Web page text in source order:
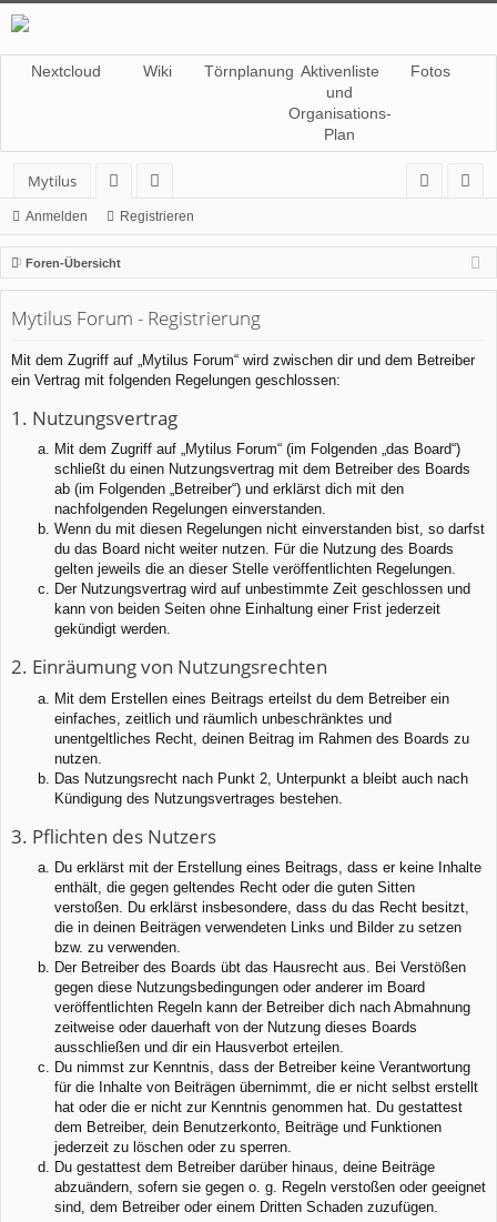
Nextcloud Wiki Törnplanung Aktivenliste
und
Organisations-
Plan
Fotos
Mytilus
or
en
itg
lie
de
r
m
el
n
ist
rie
n
Anmelden Registrieren
Foren-Übersicht
Mytilus Forum - Registrierung
Mit dem Zugriff auf „Mytilus Forum“ wird zwischen dir und dem Betreiber
ein Vertrag mit folgenden Regelungen geschlossen:
1. Nutzungsvertrag
Mit dem Zugriff auf „Mytilus Forum“ (im Folgenden „das Board“)
schließt du einen Nutzungsvertrag mit dem Betreiber des Boards
ab (im Folgenden „Betreiber“) und erklärst dich mit den
nachfolgenden Regelungen einverstanden.
Wenn du mit diesen Regelungen nicht einverstanden bist, so darfst
du das Board nicht weiter nutzen. Für die Nutzung des Boards
gelten jeweils die an dieser Stelle veröffentlichten Regelungen.
Der Nutzungsvertrag wird auf unbestimmte Zeit geschlossen und
kann von beiden Seiten ohne Einhaltung einer Frist jederzeit
gekündigt werden.
2. Einräumung von Nutzungsrechten
Mit dem Erstellen eines Beitrags erteilst du dem Betreiber ein
einfaches, zeitlich und räumlich unbeschränktes und
unentgeltliches Recht, deinen Beitrag im Rahmen des Boards zu
nutzen.
Das Nutzungsrecht nach Punkt 2, Unterpunkt a bleibt auch nach
Kündigung des Nutzungsvertrages bestehen.
3. Pflichten des Nutzers
Du erklärst mit der Erstellung eines Beitrags, dass er keine Inhalte
enthält, die gegen geltendes Recht oder die guten Sitten
verstoßen. Du erklärst insbesondere, dass du das Recht besitzt,
die in deinen Beiträgen verwendeten Links und Bilder zu setzen
bzw. zu verwenden.
Der Betreiber des Boards übt das Hausrecht aus. Bei Verstößen
gegen diese Nutzungsbedingungen oder anderer im Board
veröffentlichten Regeln kann der Betreiber dich nach Abmahnung
zeitweise oder dauerhaft von der Nutzung dieses Boards
ausschließen und dir ein Hausverbot erteilen.
Du nimmst zur Kenntnis, dass der Betreiber keine Verantwortung
für die Inhalte von Beiträgen übernimmt, die er nicht selbst erstellt
hat oder die er nicht zur Kenntnis genommen hat. Du gestattest
dem Betreiber, dein Benutzerkonto, Beiträge und Funktionen
jederzeit zu löschen oder zu sperren.
Du gestattest dem Betreiber darüber hinaus, deine Beiträge
abzuändern, sofern sie gegen o. g. Regeln verstoßen oder geeignet
sind, dem Betreiber oder einem Dritten Schaden zuzufügen.